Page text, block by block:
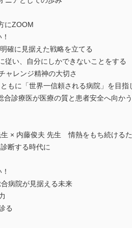
にZOOM
に見据えた戦略を立てる
い、自分にしかできないことをする
レンジ精神の大切さ
もに「世界一信頼される病院」を目指
診療医が医療の質と患者安全へ向か
× 内藤俊夫 先生 情熱をもち続けるた
断する時代に
病院が見据える未来
る